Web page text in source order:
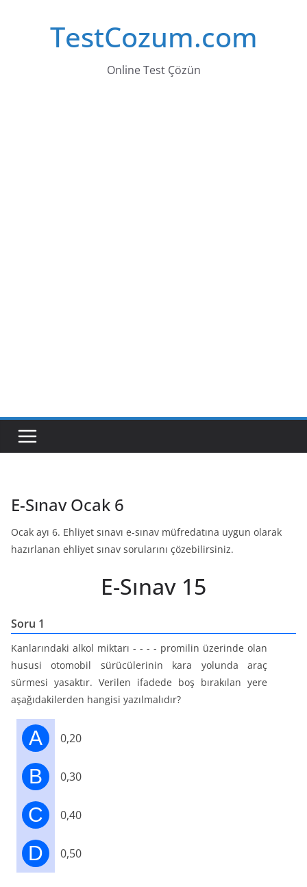
TestCozum.com
Online Test Çözün
E-Sınav Ocak 6
Ocak ayı 6. Ehliyet sınavı e-sınav müfredatına uygun olarak
hazırlanan ehliyet sınav sorularını çözebilirsiniz.
E-Sınav 15
Soru 1
Kanlarındaki alkol miktarı - - - - promilin üzerinde olan
hususi otomobil sürücülerinin kara yolunda araç
sürmesi yasaktır. Verilen ifadede boş bırakılan yere
aşağıdakilerden hangisi yazılmalıdır?
A 0,20
B 0,30
C 0,40
D 0,50